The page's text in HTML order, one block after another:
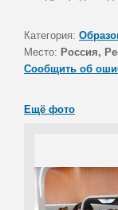
Категория:
Место: Россия,
Сообщить об
Ещё фото